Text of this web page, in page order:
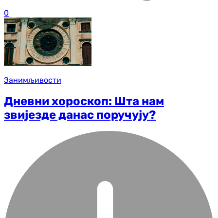
0
Занимљивости
Дневни хороскоп: Шта нам
звијезде данас поручују?